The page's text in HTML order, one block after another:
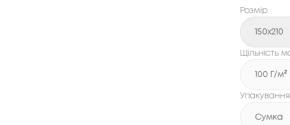
Розмір
150x210
Щільність
100 Г/м²
Упакування
Сумка